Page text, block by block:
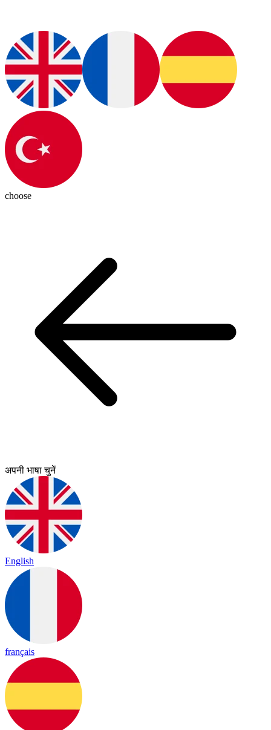
choose
अपनी भाषा चुनें
English
français